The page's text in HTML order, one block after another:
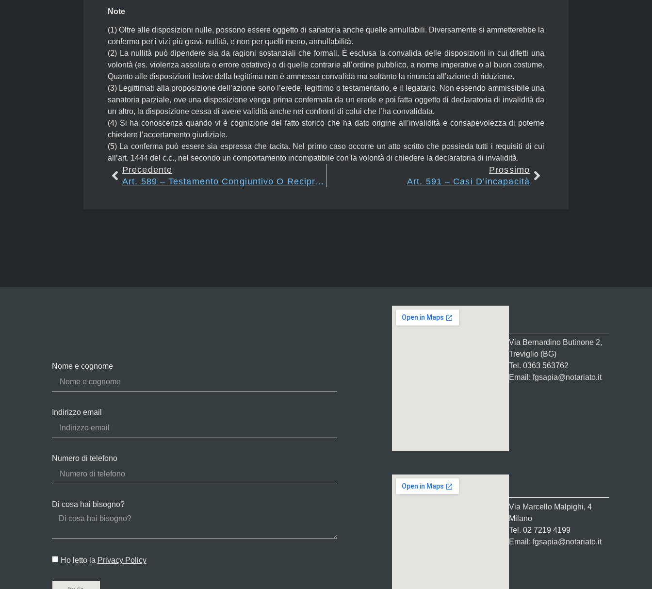
Note
(1) Oltre alle disposizioni nulle, possono essere oggetto di sanatoria anche quelle annullabili. Diversamente si ammetterebbe la
conferma per i vizi più gravi, nullità, e non per quelli meno, annullabilità.
(2) La nullità può dipendere sia da ragioni sostanziali che formali. È esclusa la convalida delle disposizioni in cui difetti una
volontà (es. violenza assoluta o errore ostativo) o di quelle contrarie all’ordine pubblico, a norme imperative o al buon costume.
Quanto alle disposizioni lesive della legittima non è ammessa convalida ma soltanto la rinuncia all’azione di riduzione.
(3) Legittimati alla proposizione dell’azione sono l’erede, legittimo o testamentario, e il legatario. Non essendo ammissibile una
sanatoria parziale, ove una disposizione venga prima confermata da un erede e poi fatta oggetto di declaratoria di invalidità da
un altro, la disposizione cessa di avere validità anche nei confronti di colui che l’ha convalidata.
(4) Si ha conoscenza quando vi è cognizione del fatto storico che ha dato origine all’invalidità e consapevolezza di poterne
chiedere l’accertamento giudiziale.
(5) La conferma può essere sia espressa che tacita. Nel primo caso occorre un atto scritto che possieda tutti i requisiti di cui
all’art. 1444 del c.c., nel secondo un comportamento incompatibile con la volontà di chiedere la declaratoria di invalidità.
Precedente
Art. 589 – Testamento Congiuntivo O Reciproco
Prossimo
Art. 591 – Casi D’incapacità
Nome e cognome
Indirizzo email
Numero di telefono
Di cosa hai bisogno?
Ho letto la Privacy Policy
Via Bernardino Butinone 2,
Treviglio (BG)
Tel. 0363 563762
Email: fgsapia@notariato.it
Via Marcello Malpighi, 4
Milano
Tel. 02 7219 4199
Email: fgsapia@notariato.it